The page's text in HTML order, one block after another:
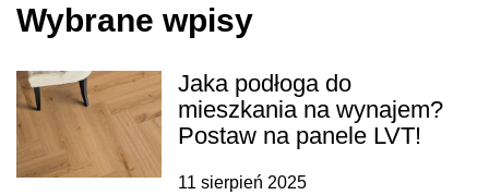
Wybrane wpisy
Jaka podłoga do
mieszkania na wynajem?
Postaw na panele LVT!
11 sierpień 2025